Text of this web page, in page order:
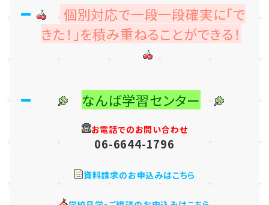
個別対応で一段一段確実に「で
きた！」を積み重ねることができる！
なんば学習センター
お電話でのお問い合わせ
06-6644-1796
資料請求のお申込みはこちら